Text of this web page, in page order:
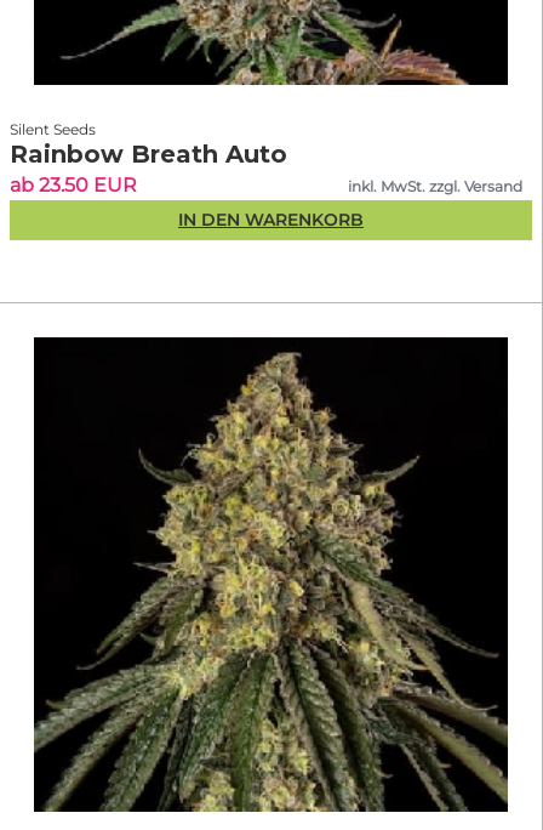
Silent Seeds
Rainbow Breath Auto
ab 23.50 EUR inkl. MwSt. zzgl. Versand
IN DEN WARENKORB